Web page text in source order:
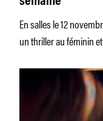
En salles le 12
un thriller au féminin